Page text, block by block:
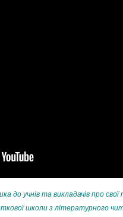
до учнів та викладачів про
школи з літературного